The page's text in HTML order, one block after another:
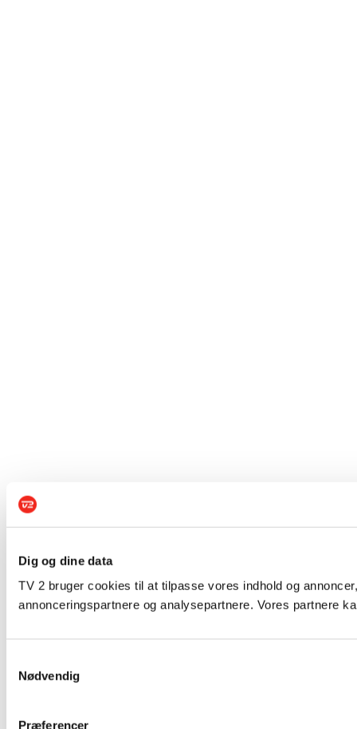
Dig og dine data
TV 2 bruger cookies til at tilpasse vores indhold og
annonceringspartnere og analysepartnere. Vores partnere
Nødvendig
Præferencer